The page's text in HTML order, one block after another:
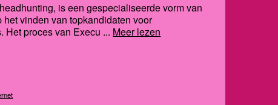
is een gespecialiseerde vorm van
vinden van topkandidaten voor
proces van Execu ... Meer lezen